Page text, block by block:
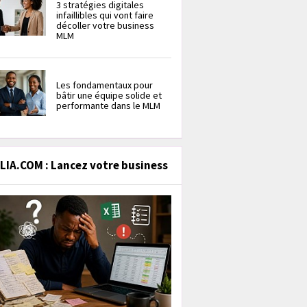
3 stratégies digitales
infaillibles qui vont faire
décoller votre business
MLM
Les fondamentaux pour
bâtir une équipe solide et
performante dans le MLM
: Lancez votre business